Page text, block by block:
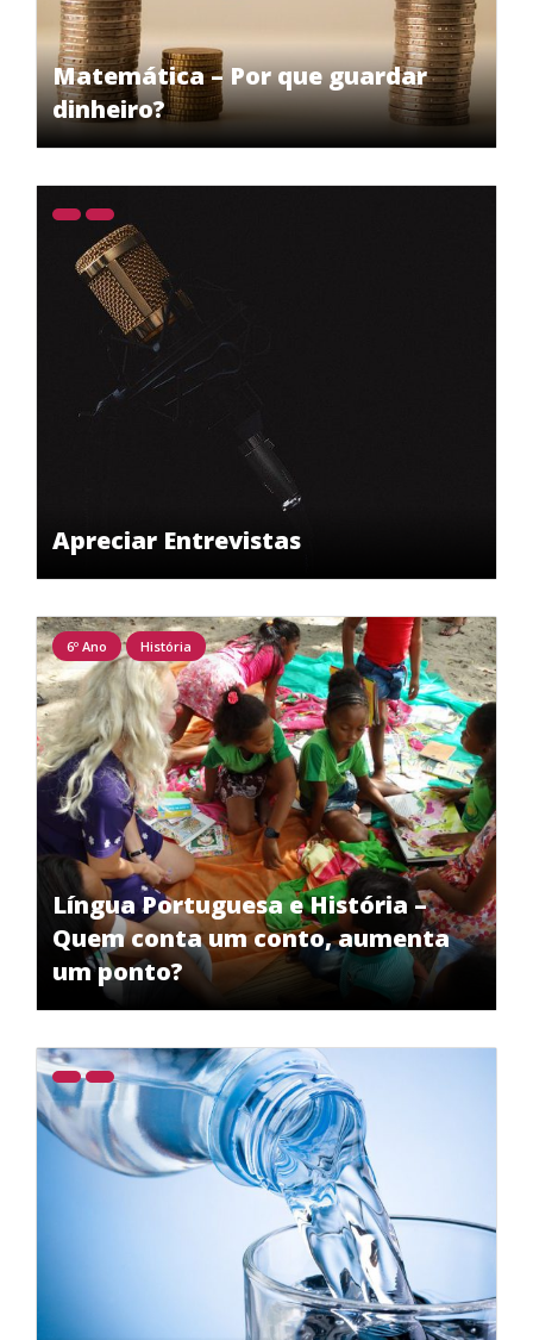
Matemática – Por que guardar
dinheiro?
Apreciar Entrevistas
Língua Portuguesa e História –
Quem conta um conto, aumenta
um ponto?
6º Ano História